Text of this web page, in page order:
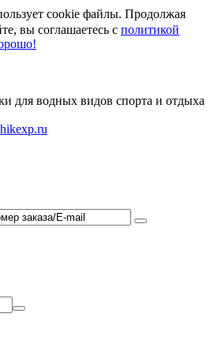
cookie файлы. Продолжая
вы соглашаетесь с политикой
для водных видов спорта и отдыха